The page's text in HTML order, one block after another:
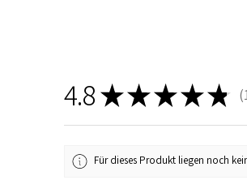
4.8★★★★★
Für dieses Produkt liegen noch